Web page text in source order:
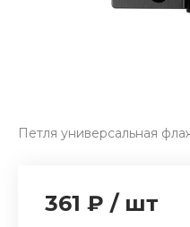
Петля универсальная
361 ₽ / шт